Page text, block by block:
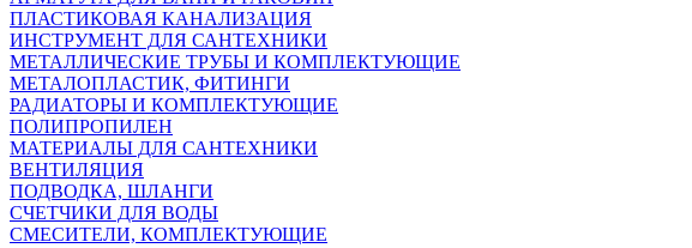
ПЛАСТИКОВАЯ КАНАЛИЗАЦИЯ
ИНСТРУМЕНТ ДЛЯ САНТЕХНИКИ
МЕТАЛЛИЧЕСКИЕ ТРУБЫ И КОМПЛЕКТУЮЩИЕ
МЕТАЛОПЛАСТИК, ФИТИНГИ
РАДИАТОРЫ И КОМПЛЕКТУЮЩИЕ
ПОЛИПРОПИЛЕН
МАТЕРИАЛЫ ДЛЯ САНТЕХНИКИ
ВЕНТИЛЯЦИЯ
ПОДВОДКА, ШЛАНГИ
СЧЕТЧИКИ ДЛЯ ВОДЫ
СМЕСИТЕЛИ, КОМПЛЕКТУЮЩИЕ